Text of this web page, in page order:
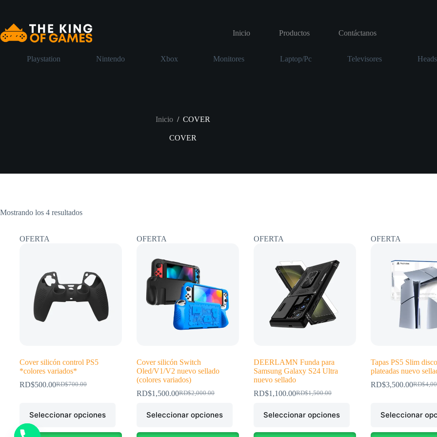
Inicio
Productos Contáctanos
Playstation Nintendo Xbox Monitores Laptop/Pc Televisores
Inicio / COVER
COVER
Mostrando los 4 resultados
OFERTA
Cover silicón control PS5
*colores variados*
RD$700.00
El
era:
RD$500.00El
es:
Seleccionar opciones
producto
tiene
múltiples
OFERTA
Cover silicón Switch
Oled/V1/V2 nuevo sellado
(colores variados)
RD$2,000.00
El
original
RD$2,000.00.
RD$1,500.00El
actual
RD$1,500.00.
Seleccionar opciones
producto
múltiples
OFERTA
DEERLAMN Funda para
Samsung Galaxy S24 Ultra
nuevo sellado
RD$1,500.00
El
original
RD$1,500.00.
RD$1,100.00El
actual
RD$1,100.00.
Seleccionar opciones
producto
múltiples
OFERTA
Tapas PS5 Slim
plateadas nuevo
RD$
El
era:
RD$3,500.00El
es:
Seleccionar
producto
múltiples